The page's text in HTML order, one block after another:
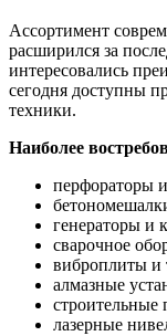
Ассортимент
расширился за
интересовались
сегодня доступны
техники.
Наиболее
перфораторы
генераторы и
сварочное
виброплиты
алмазные
строительные
лазерные